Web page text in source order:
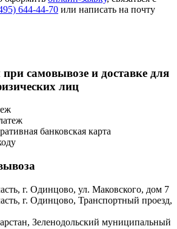
644-44-70 или написать на почту
самовывозе и доставке для
лиц
банковская карта
г. Одинцово, ул. Маковского, дом 7
г. Одинцово, Транспортный проезд,
Зеленодольский муниципальный